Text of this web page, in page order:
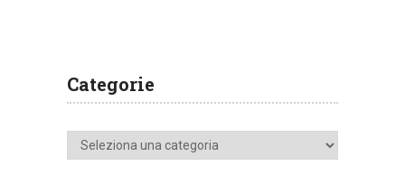
Categorie
Categorie